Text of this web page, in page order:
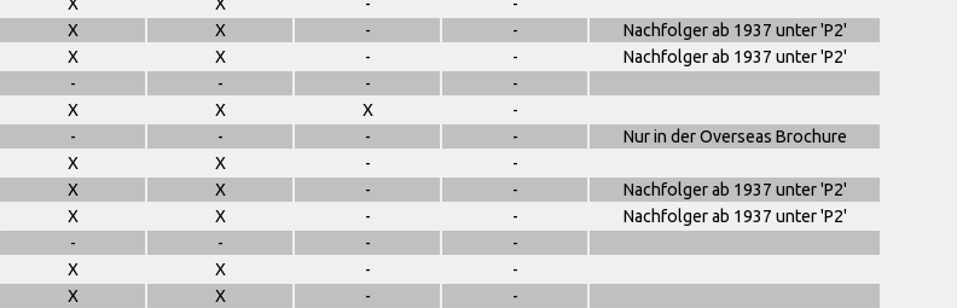
X X - -
Nachfolger ab 1937 unter 'P2'
X X - -
Nachfolger ab 1937 unter 'P2'
- - -
-
X X X
-
- - - - Nur in der Overseas Brochure
X X -
-
X X - -
Nachfolger ab 1937 unter 'P2'
X X - -
Nachfolger ab 1937 unter 'P2'
- - -
-
X X -
-
X X -
-